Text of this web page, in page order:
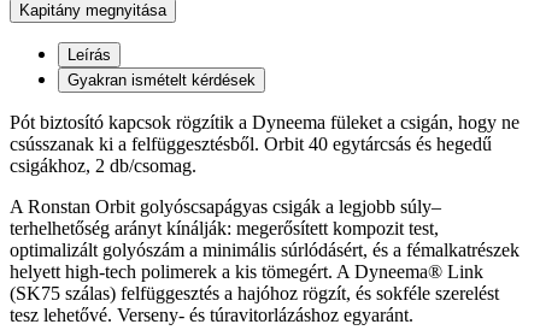
Kapitány megnyitása
Leírás
Gyakran ismételt kérdések
Pót biztosító kapcsok rögzítik a Dyneema füleket a csigán, hogy ne
csússzanak ki a felfüggesztésből. Orbit 40 egytárcsás és hegedű
csigákhoz, 2 db/csomag.
A Ronstan Orbit golyóscsapágyas csigák a legjobb súly–
terhelhetőség arányt kínálják: megerősített kompozit test,
optimalizált golyószám a minimális súrlódásért, és a fémalkatrészek
helyett high-tech polimerek a kis tömegért. A Dyneema® Link
(SK75 szálas) felfüggesztés a hajóhoz rögzít, és sokféle szerelést
tesz lehetővé. Verseny- és túravitorlázáshoz egyaránt.